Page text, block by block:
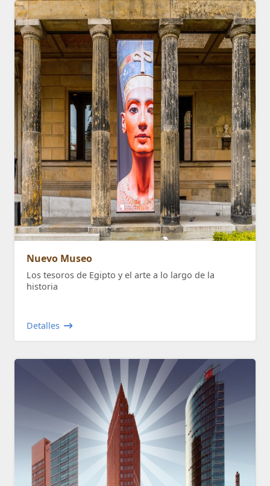
Nuevo Museo
Los tesoros de Egipto y el arte a lo largo de la
historia
Detalles